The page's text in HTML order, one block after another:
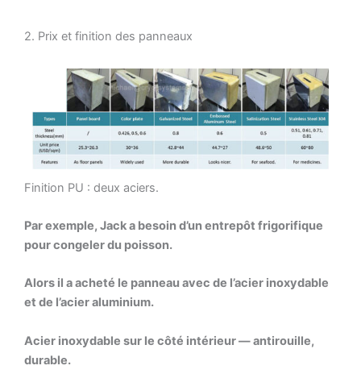
2. Prix et finition des panneaux
Finition PU : deux aciers.
Par exemple, Jack a besoin d’un entrepôt frigorifique
pour congeler du poisson.
Alors il a acheté le panneau avec de l’acier inoxydable
et de l’acier aluminium.
Acier inoxydable sur le côté intérieur — antirouille,
durable.